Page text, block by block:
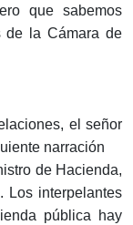
que sabemos
de la Cámara de
el señor
narración
de Hacienda,
Los interpelantes
pública hay